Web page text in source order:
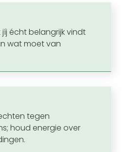
écht belangrijk vindt
wat moet van
tegen
houd energie over